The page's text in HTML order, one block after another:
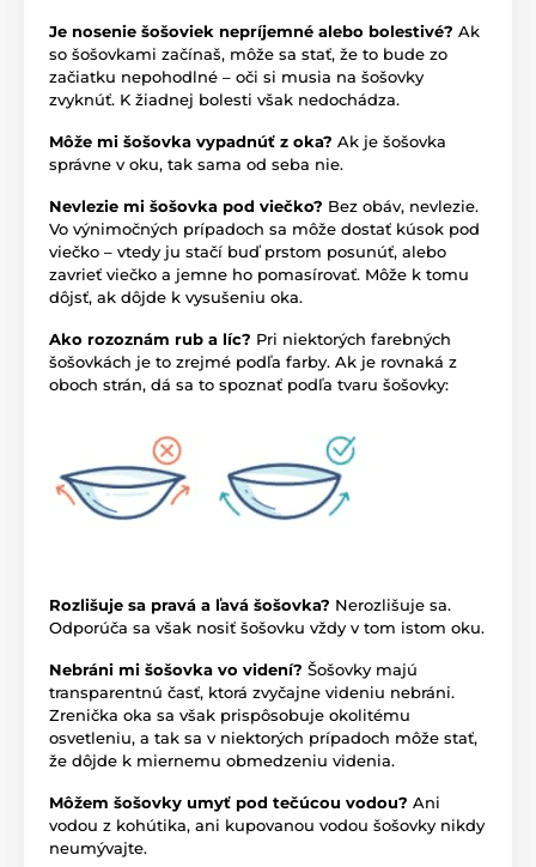
Je nosenie šošoviek nepríjemné alebo bolestivé? Ak
so šošovkami začínaš, môže sa stať, že to bude zo
začiatku nepohodlné – oči si musia na šošovky
zvyknúť. K žiadnej bolesti však nedochádza.
Môže mi šošovka vypadnúť z oka? Ak je šošovka
správne v oku, tak sama od seba nie.
Nevlezie mi šošovka pod viečko? Bez obáv, nevlezie.
Vo výnimočných prípadoch sa môže dostať kúsok pod
viečko – vtedy ju stačí buď prstom posunúť, alebo
zavrieť viečko a jemne ho pomasírovať. Môže k tomu
dôjsť, ak dôjde k vysušeniu oka.
Ako rozoznám rub a líc? Pri niektorých farebných
šošovkách je to zrejmé podľa farby. Ak je rovnaká z
oboch strán, dá sa to spoznať podľa tvaru šošovky:
Rozlišuje sa pravá a ľavá šošovka? Nerozlišuje sa.
Odporúča sa však nosiť šošovku vždy v tom istom oku.
Nebráni mi šošovka vo videní? Šošovky majú
transparentnú časť, ktorá zvyčajne videniu nebráni.
Zrenička oka sa však prispôsobuje okolitému
osvetleniu, a tak sa v niektorých prípadoch môže stať,
že dôjde k miernemu obmedzeniu videnia.
Môžem šošovky umyť pod tečúcou vodou? Ani
vodou z kohútika, ani kupovanou vodou šošovky nikdy
neumývajte.